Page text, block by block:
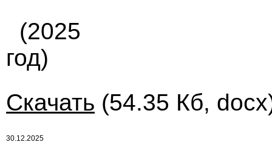
(2025
год)
Скачать (54.35 Кб,
30.12.2025